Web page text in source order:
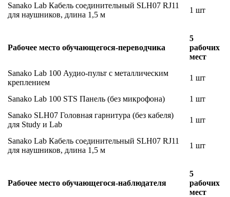
Sanako Lab Кабель соединительный SLH07 RJ11
для наушников, длина 1,5 м
1 шт
Рабочее место обучающегося-переводчика
5
рабочих
мест
Sanako Lab 100 Аудио-пульт с металлическим
креплением
1 шт
Sanako Lab 100 STS Панель (без микрофона)
1 шт
Sanako SLH07 Головная гарнитура (без кабеля)
для Study и Lab
1 шт
Sanako Lab Кабель соединительный SLH07 RJ11
для наушников, длина 1,5 м
1 шт
Рабочее место обучающегося-наблюдателя
5
рабочих
мест